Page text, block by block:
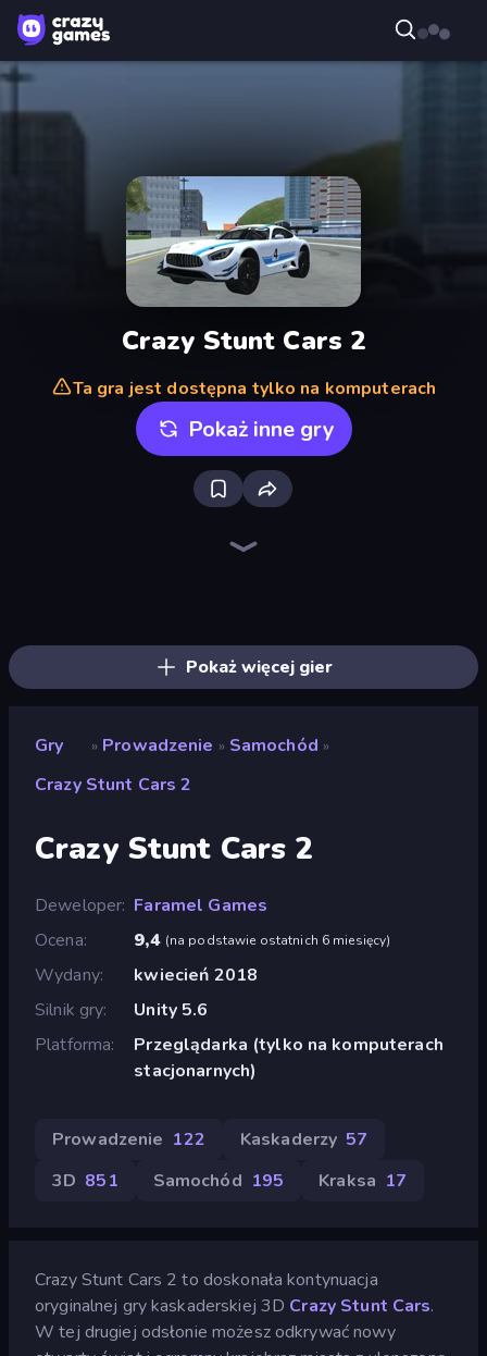
Crazy Stunt Cars 2
Ta gra jest dostępna tylko na komputerach
Pokaż inne gry
Pokaż więcej gier
Gry » Prowadzenie » Samochód »
Crazy Stunt Cars 2
Crazy Stunt Cars 2
Deweloper Faramel Games
Ocena
9,4 (na podstawie ostatnich 6 miesięcy)
Wydany
kwiecień 2018
Silnik gry
Unity 5.6
Platforma
Przeglądarka (tylko na komputerach
stacjonarnych)
Prowadzenie 122 Kaskaderzy 57
3D 851 Samochód 195 Kraksa 17
Crazy Stunt Cars 2 to doskonała kontynuacja
oryginalnej gry kaskaderskiej 3D Crazy Stunt Cars.
W tej drugiej odsłonie możesz odkrywać nowy